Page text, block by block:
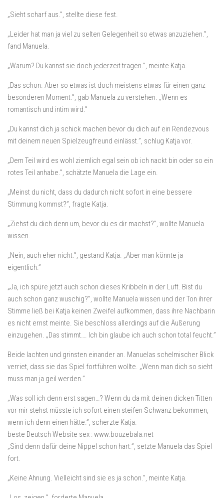
„Sieht scharf aus.”, stellte diese fest.
„Leider hat man ja viel zu selten Gelegenheit so etwas anzuziehen.”,
fand Manuela.
„Warum? Du kannst sie doch jederzeit tragen.”, meinte Katja.
„Das schon. Aber so etwas ist doch meistens etwas für einen ganz
besonderen Moment.”, gab Manuela zu verstehen. „Wenn es
romantisch und intim wird.”
„Du kannst dich ja schick machen bevor du dich auf ein Rendezvous
mit deinem neuen Spielzeugfreund einlässt.”, schlug Katja vor.
„Dem Teil wird es wohl ziemlich egal sein ob ich nackt bin oder so ein
rotes Teil anhabe.”, schätzte Manuela die Lage ein.
„Meinst du nicht, dass du dadurch nicht sofort in eine bessere
Stimmung kommst?”, fragte Katja.
„Ziehst du dich denn um, bevor du es dir machst?”, wollte Manuela
wissen.
„Nein, auch eher nicht.”, gestand Katja. „Aber man könnte ja
eigentlich.”
„Ja, ich spüre jetzt auch schon dieses Kribbeln in der Luft. Bist du
auch schon ganz wuschig?”, wollte Manuela wissen und der Ton ihrer
Stimme ließ bei Katja keinen Zweifel aufkommen, dass ihre Nachbarin
es nicht ernst meinte. Sie beschloss allerdings auf die Äußerung
einzugehen. „Das stimmt…. Ich bin glaube ich auch schon total feucht.”
Beide lachten und grinsten einander an. Manuelas schelmischer Blick
verriet, dass sie das Spiel fortführen wollte. „Wenn man dich so sieht
muss man ja geil werden.”
„Was soll ich denn erst sagen…? Wenn du da mit deinen dicken Titten
vor mir stehst müsste ich sofort einen steifen Schwanz bekommen,
wenn ich denn einen hätte.”, scherzte Katja.
beste Deutsch Website sex : www.bouzebala.net
„Sind denn dafür deine Nippel schon hart.”, setzte Manuela das Spiel
fort.
„Keine Ahnung. Vielleicht sind sie es ja schon.”, meinte Katja.